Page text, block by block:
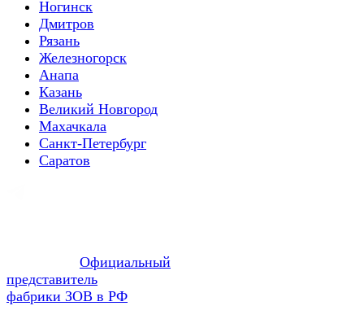
Ногинск
Дмитров
Рязань
Железногорск
Анапа
Казань
Великий Новгород
Махачкала
Санкт-Петербург
Саратов
Официальный
представитель
фабрики ЗОВ в РФ